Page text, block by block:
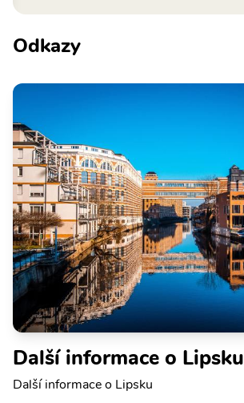
Odkazy
Další informace o Lipsku
Další informace o Lipsku